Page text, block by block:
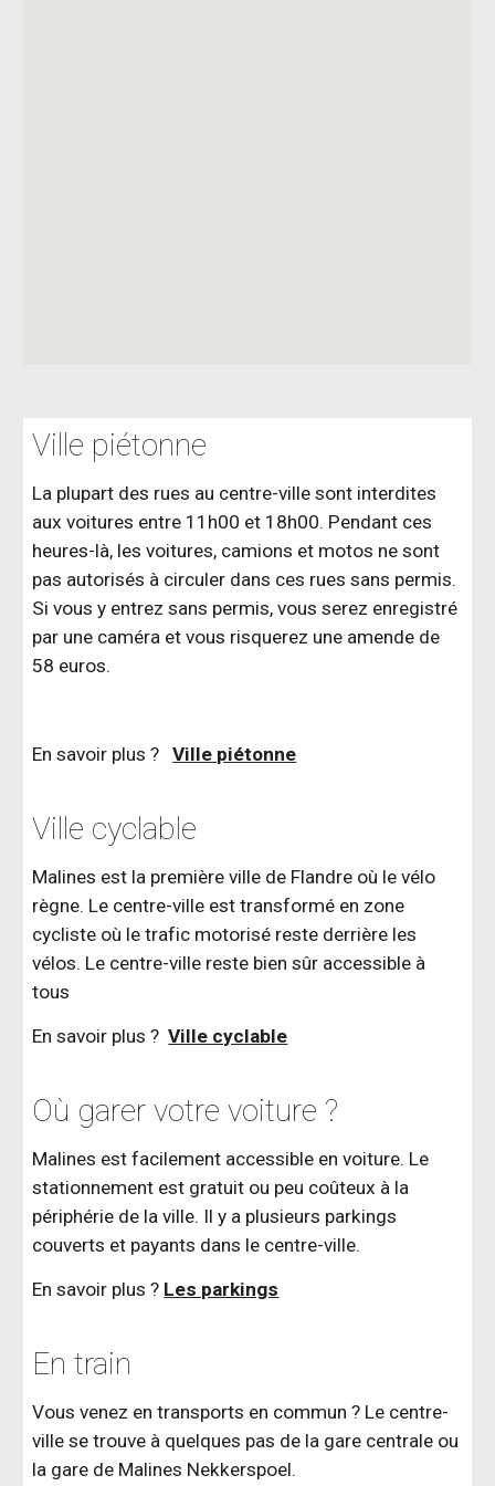
Ville piétonne
La plupart des rues au centre-ville sont interdites
aux voitures entre 11h00 et 18h00. Pendant ces
heures-là, les voitures, camions et motos ne sont
pas autorisés à circuler dans ces rues sans permis.
Si vous y entrez sans permis, vous serez enregistré
par une caméra et vous risquerez une amende de
58 euros.
En savoir plus ?Ville piétonne
Ville cyclable
Malines est la première ville de Flandre où le vélo
règne. Le centre-ville est transformé en zone
cycliste où le trafic motorisé reste derrière les
vélos. Le centre-ville reste bien sûr accessible à
tous
En savoir plus ?Ville cyclable
Où garer votre voiture ?
Malines est facilement accessible en voiture. Le
stationnement est gratuit ou peu coûteux à la
périphérie de la ville. Il y a plusieurs parkings
couverts et payants dans le centre-ville.
En savoir plus ? Les parkings
En train
Vous venez en transports en commun ? Le centre-
ville se trouve à quelques pas de la gare centrale ou
la gare de Malines Nekkerspoel.